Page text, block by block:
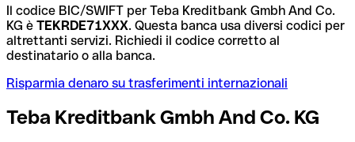
Il codice BIC/SWIFT per Teba Kreditbank Gmbh And Co.
KG è TEKRDE71XXX. Questa banca usa diversi codici per
altrettanti servizi. Richiedi il codice corretto al
destinatario o alla banca.
Risparmia denaro su trasferimenti internazionali
Teba Kreditbank Gmbh And Co. KG